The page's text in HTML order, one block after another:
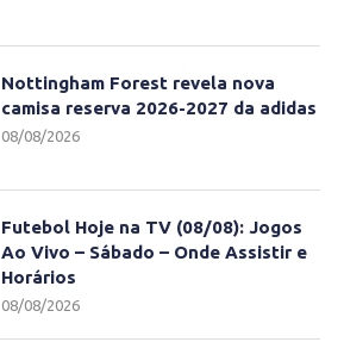
Nottingham Forest revela nova
camisa reserva 2026-2027 da adidas
08/08/2026
Futebol Hoje na TV (08/08): Jogos
Ao Vivo – Sábado – Onde Assistir e
Horários
08/08/2026